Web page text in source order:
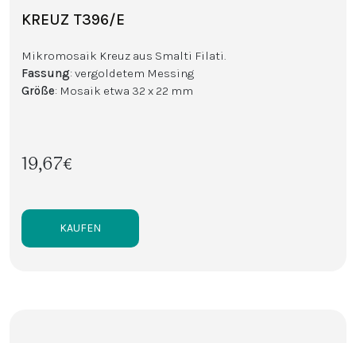
KREUZ T396/E
Mikromosaik Kreuz aus Smalti Filati.
Fassung: vergoldetem Messing
Größe: Mosaik etwa 32 x 22 mm
19,67€
KAUFEN